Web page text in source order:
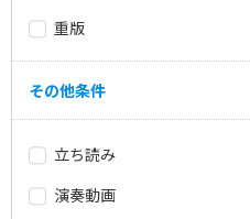
重版
その他条件
立ち読み
演奏動画